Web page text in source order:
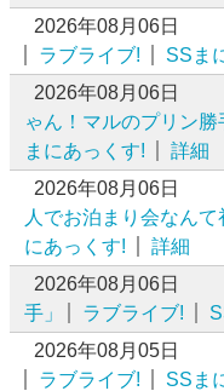
2026年08月06日
ラブライブ!
SSま
2026年08月06日
ゃん！マルのプリン勝
まにあっくす!
詳細
2026年08月06日
人でお泊まり会なんて
にあっくす!
詳細
2026年08月06日
手」
ラブライブ!
2026年08月05日
ラブライブ!
SSま